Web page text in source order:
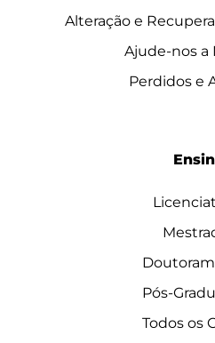
Alteração e
Ajude-nos a
Perdidos e
Pós-
Todos os